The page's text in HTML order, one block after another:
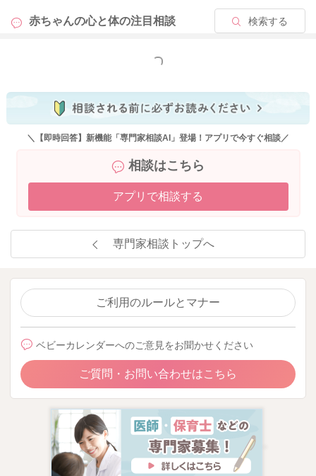
赤ちゃんの心と体の注目相談 検索する
もっと見る
＼【即時回答】新機能「専門家相談AI」登場！アプリで今すぐ相談／
相談はこちら
アプリで相談する
専門家相談トップへ
ご利用のルールとマナー
ベビーカレンダーへのご意見をお聞かせください
ご質問・お問い合わせはこちら